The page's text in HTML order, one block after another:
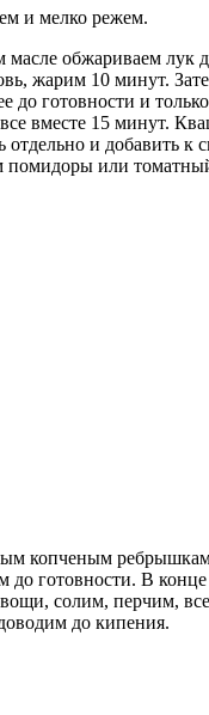
и мелко режем.
масле обжариваем лук
жарим 10 минут.
до готовности и
вместе 15 минут.
и добавить к
помидоры или
копченым
до готовности. В
солим, перчим,
до кипения.